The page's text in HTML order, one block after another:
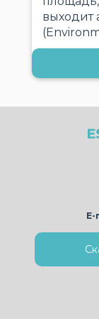
выходит
E-